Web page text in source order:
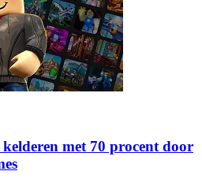
met 70 procent door